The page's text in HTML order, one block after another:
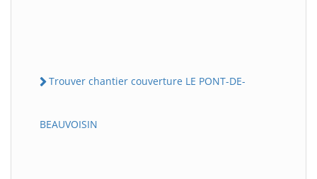
Trouver chantier couverture LE PONT-DE-
BEAUVOISIN